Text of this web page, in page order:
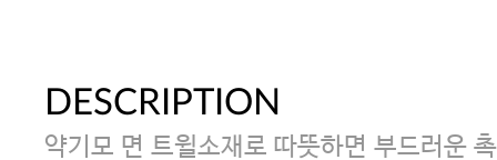
주말특가 20%(8.7~8.9)/5만원 이
DESCRIPTION
약기모 면 트윌소재로 따뜻하면 부드러운